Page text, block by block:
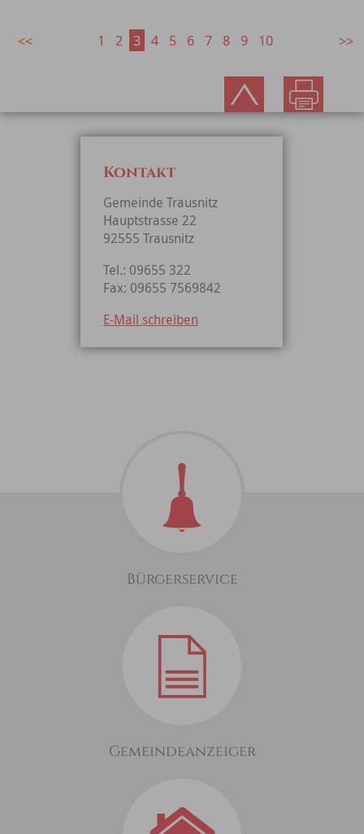
1 2 3 4 5 6 7 8 9 10
Kontakt
Gemeinde Trausnitz
Hauptstrasse 22
92555 Trausnitz
Tel.: 09655 322
Fax: 09655 7569842
E-Mail schreiben
Bürgerservice
Gemeindeanzeiger